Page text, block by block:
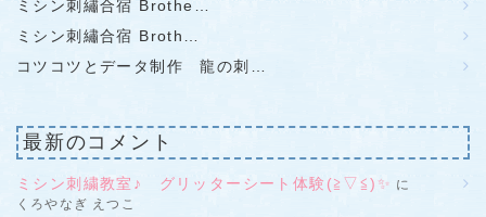
ミシン刺繡合宿 Brothe…
ミシン刺繡合宿 Broth…
コツコツとデータ制作 龍の刺…
最新のコメント
ミシン刺繍教室♪ グリッターシート体験(≧▽≦)✨ に
くろやなぎ えつこ